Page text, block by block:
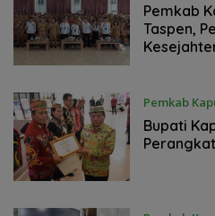
Pemkab
Taspen,
Pemkab
Bupati